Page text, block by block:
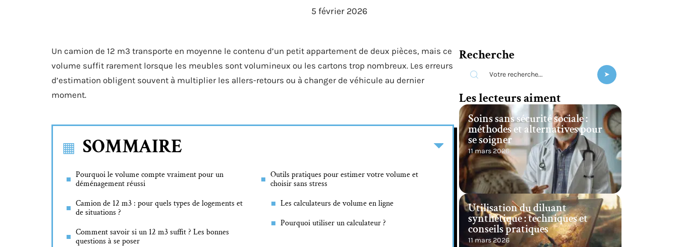
5 février 2026
Un camion de 12 m3 transporte en moyenne le contenu d’un petit appartement de deux pièces, mais ce
volume suffit rarement lorsque les meubles sont volumineux ou les cartons trop nombreux. Les erreurs
d’estimation obligent souvent à multiplier les allers-retours ou à changer de véhicule au dernier
moment.
SOMMAIRE
Pourquoi le volume compte vraiment pour un
déménagement réussi
Camion de 12 m3 : pour quels types de logements et
de situations ?
Comment savoir si un 12 m3 suffit ? Les bonnes
questions à se poser
Outils pratiques pour estimer votre volume et
choisir sans stress
Les calculateurs de volume en ligne
Pourquoi utiliser un calculateur ?
Recherche
Les lecteurs aiment
Soins sans sécurité sociale :
méthodes et alternatives pour
se soigner
11 mars 2026
Utilisation du diluant
synthétique : techniques et
conseils pratiques
11 mars 2026